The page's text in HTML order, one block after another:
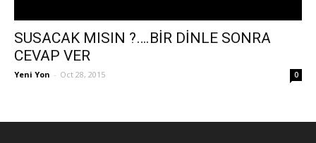
SUSACAK MISIN ?….BİR DİNLE SONRA
CEVAP VER
Yeni Yon - Oct 28, 2015 0